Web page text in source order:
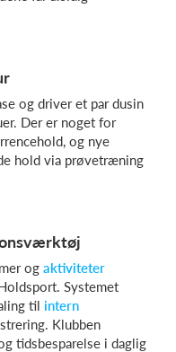
og driver et par dusin
Der er noget for
og nye
hold via prøvetræning
og aktiviteter
Systemet
til intern
Klubben
tidsbesparelse i daglig